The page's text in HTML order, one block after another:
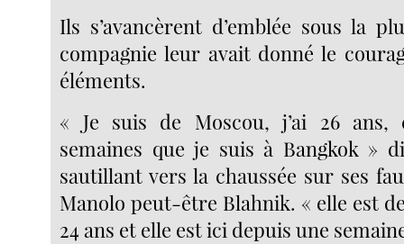
Ils s’avancèrent d’emblée sous la
compagnie leur avait donné le
éléments.
« Je suis de Moscou, j’ai 26 ans,
semaines que je suis à Bangkok »
sautillant vers la chaussée sur ses
Manolo peut-être Blahnik. « elle est
24 ans et elle est ici depuis une